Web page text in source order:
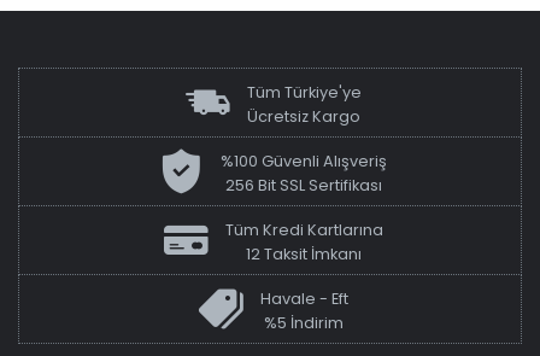
Tüm Türkiye'ye
Ücretsiz Kargo
%100 Güvenli Alışveriş
256 Bit SSL Sertifikası
Tüm Kredi Kartlarına
12 Taksit İmkanı
Havale - Eft
%5 İndirim